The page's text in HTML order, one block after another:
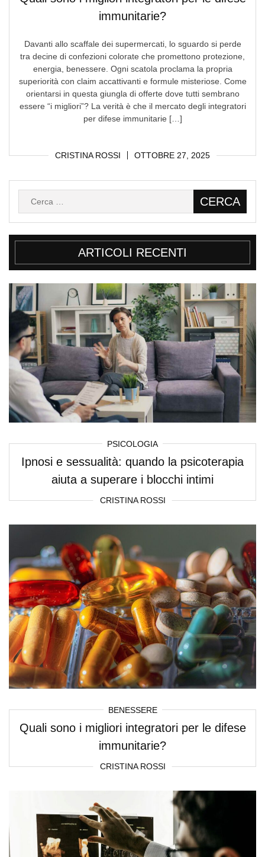
immunitarie?
CRISTINA ROSSI OTTOBRE 27, 2025
Davanti allo scaffale dei supermercati, lo sguardo si perde
tra decine di confezioni colorate che promettono protezione,
energia, benessere. Ogni scatola proclama la propria
superiorità con claim accattivanti e formule misteriose. Come
orientarsi in questa giungla di offerte dove tutti sembrano
essere “i migliori”? La verità è che il mercato degli integratori
per difese immunitarie […]
ARTICOLI RECENTI
PSICOLOGIA
Ipnosi e sessualità: quando la psicoterapia
aiuta a superare i blocchi intimi
CRISTINA ROSSI
BENESSERE
Quali sono i migliori integratori per le difese
immunitarie?
CRISTINA ROSSI